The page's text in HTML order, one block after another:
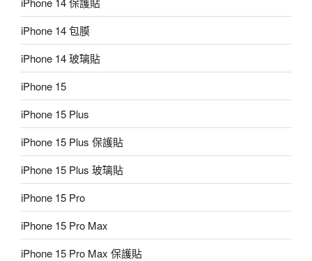
iPhone 14 包膜
iPhone 14 玻璃貼
iPhone 15
iPhone 15 Plus
iPhone 15 Plus 保護貼
iPhone 15 Plus 玻璃貼
iPhone 15 Pro
iPhone 15 Pro Max
iPhone 15 Pro Max 保護貼